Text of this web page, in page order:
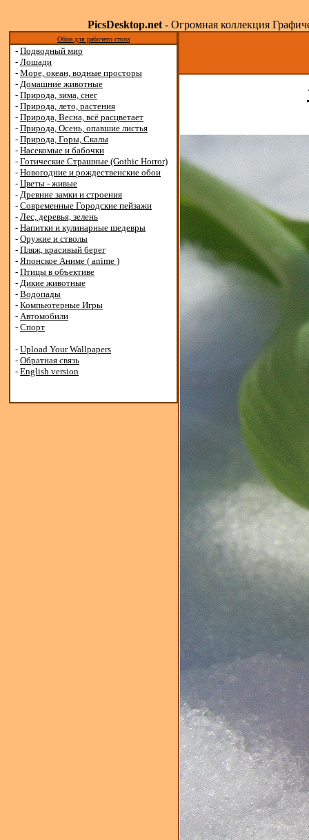
PicsDesktop.net- Огромная коллекция
Обои для рабочего стола
- Подводный мир
- Лошади
- Море, океан, водные просторы
- Домашние животные
- Природа, зима, снег
- Природа, лето, растения
- Природа, Весна, всё расцветает
- Природа, Осень, опавшие листья
- Природа, Горы, Скалы
- Насекомые и бабочки
- Готические Страшные (Gothic Horror)
- Новогодние и рождественские обои
- Цветы - живые
- Древние замки и строения
- Современные Городские пейзажи
- Лес, деревья, зелень
- Напитки и кулинарные шедевры
- Оружие и стволы
- Пляж, красивый берег
- Японское Аниме ( anime )
- Птицы в объективе
- Дикие животные
- Водопады
- Компьютерные Игры
- Автомобили
- Спорт
- Upload Your Wallpapers
- Обратная связь
- English version